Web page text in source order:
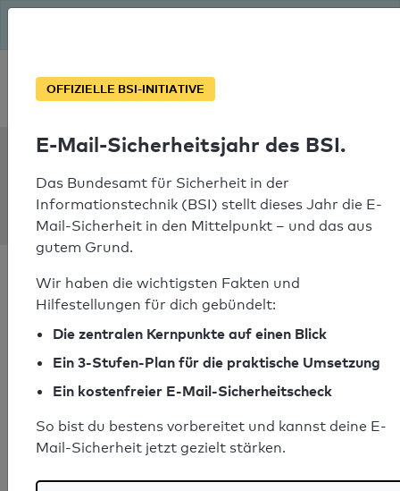
Soforthilfe bei Notfällen
profi-
immobilien.net
SPF-Check bestanden
Ihr SPF-Record Prüfergebnis
SPF-Record gefunden
Syntaxprüfung: 0 Fehler
OFFIZIELLE BSI-INITIATIVE
E-Mail-Sicherheitsjahr des BSI.
Das Bundesamt für Sicherheit in der
Informationstechnik (BSI) stellt dieses Jahr die E-
Mail-Sicherheit in den Mittelpunkt – und das aus
gutem Grund.
Wir haben die wichtigsten Fakten und
Hilfestellungen für dich gebündelt:
Die zentralen Kernpunkte auf einen Blick
Ein 3-Stufen-Plan für die praktische Umsetzung
Ein kostenfreier E-Mail-Sicherheitscheck
So bist du bestens vorbereitet und kannst deine E-
Mail-Sicherheit jetzt gezielt stärken.